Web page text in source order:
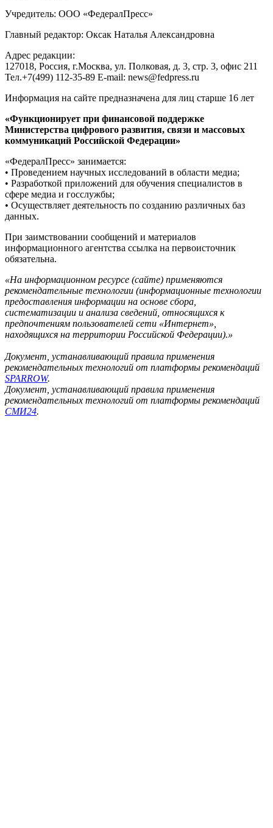
Учредитель: ООО «ФедералПресс»
Главный редактор: Оксак Наталья Александровна
Адрес редакции:
127018, Россия, г.Москва, ул. Полковая, д. 3, стр. 3, офис 211
Тел.+7(499) 112-35-89 E-mail: news@fedpress.ru
Информация на сайте предназначена для лиц старше 16 лет
«Функционирует при финансовой поддержке
Министерства цифрового развития, связи и массовых
коммуникаций Российской Федерации»
«ФедералПресс» занимается:
• Проведением научных исследований в области медиа;
• Разработкой приложений для обучения специалистов в
сфере медиа и госслужбы;
• Осуществляет деятельность по созданию различных баз
данных.
При заимствовании сообщений и материалов
информационного агентства ссылка на первоисточник
обязательна.
«На информационном ресурсе (сайте) применяются
рекомендательные технологии (информационные технологии
предоставления информации на основе сбора,
систематизации и анализа сведений, относящихся к
предпочтениям пользователей сети «Интернет»,
находящихся на территории Российской Федерации).»
Документ, устанавливающий правила применения
рекомендательных технологий от платформы рекомендаций
SPARROW.
Документ, устанавливающий правила применения
рекомендательных технологий от платформы рекомендаций
СМИ24.